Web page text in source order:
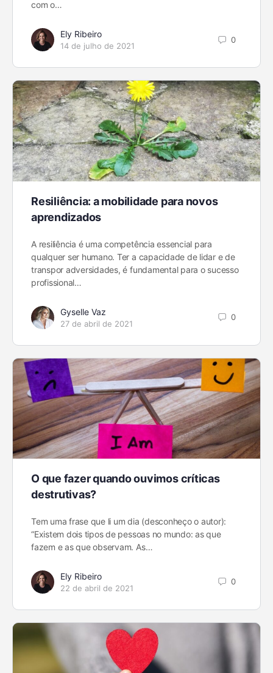
com o…
Ely Ribeiro
14 de julho de 2021
0
Resiliência: a mobilidade para novos
aprendizados
A resiliência é uma competência essencial para
qualquer ser humano. Ter a capacidade de lidar e de
transpor adversidades, é fundamental para o sucesso
profissional…
Gyselle Vaz
27 de abril de 2021
0
O que fazer quando ouvimos críticas
destrutivas?
Tem uma frase que li um dia (desconheço o autor):
“Existem dois tipos de pessoas no mundo: as que
fazem e as que observam. As…
Ely Ribeiro
22 de abril de 2021
0